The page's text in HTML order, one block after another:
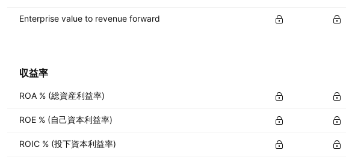
Enterprise value to revenue forward
収益率
ROA % (総資産利益率)
ROE % (自己資本利益率)
ROIC % (投下資本利益率)